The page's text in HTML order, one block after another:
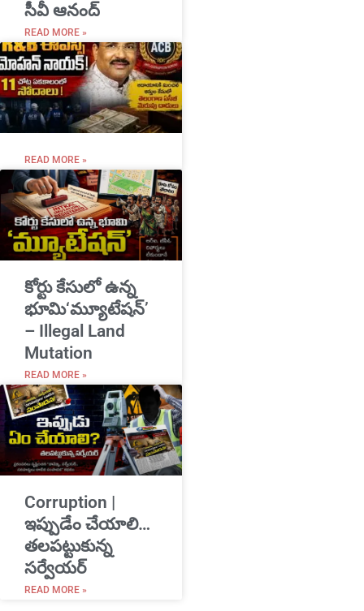
సీవీ ఆనంద్
READ MORE »
READ MORE »
​కోర్టు కేసులో ఉన్న
భూమి‘మ్యూటేషన్’
– Illegal Land
Mutation
READ MORE »
Corruption |
ఇప్పుడేం చేయాలి…
తలపట్టుకున్న
సర్వేయర్
READ MORE »